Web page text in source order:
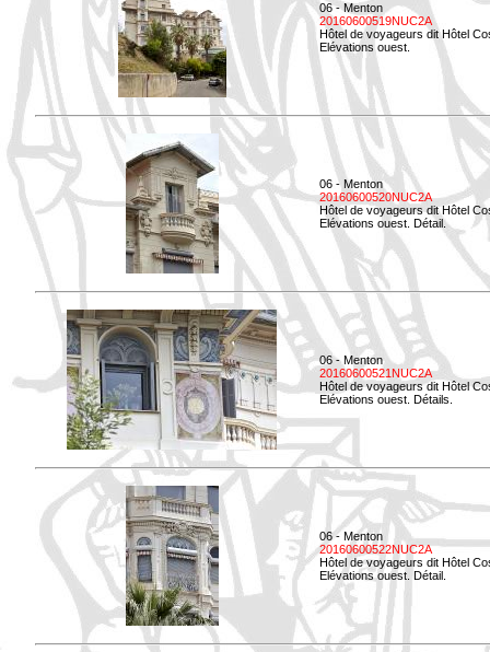
06 - Menton
20160600519NUC2A
Hôtel de voyageurs dit Hôtel
Elévations ouest.
06 - Menton
20160600520NUC2A
Hôtel de voyageurs dit Hôtel
Elévations ouest. Détail.
06 - Menton
20160600521NUC2A
Hôtel de voyageurs dit Hôtel
Elévations ouest. Détails.
06 - Menton
20160600522NUC2A
Hôtel de voyageurs dit Hôtel
Elévations ouest. Détail.